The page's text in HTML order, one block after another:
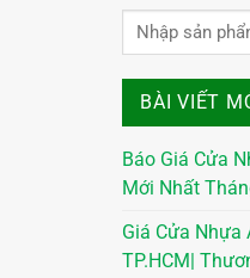
BÀI VIẾT
Báo Giá Cửa
Mới Nhất
Giá Cửa Nhựa
TP.HCM|